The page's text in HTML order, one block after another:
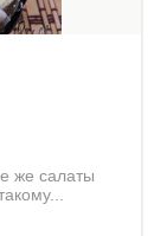
же салаты